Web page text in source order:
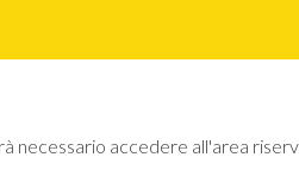
necessario accedere all'area